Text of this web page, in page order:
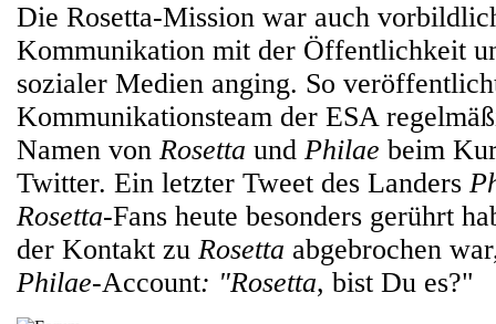
Die Rosetta-Mission war auch
Kommunikation mit der Öffentlichkeit
sozialer Medien anging. So
Kommunikationsteam der ESA
Namen von Rosetta und Philae beim
Twitter. Ein letzter Tweet des Landers
Rosetta-Fans heute besonders gerührt
der Kontakt zu Rosetta abgebrochen
Philae-Account: "Rosetta, bist Du es?"